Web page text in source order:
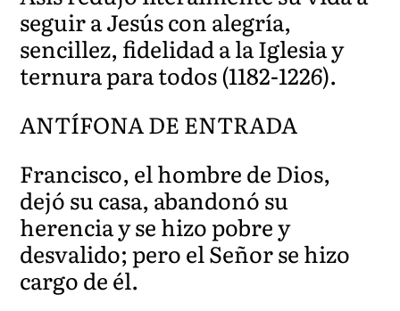
seguir a Jesús con alegría,
sencillez, fidelidad a la Iglesia y
ternura para todos (1182-1226).
ANTÍFONA DE ENTRADA
Francisco, el hombre de Dios,
dejó su casa, abandonó su
herencia y se hizo pobre y
desvalido; pero el Señor se hizo
cargo de él.